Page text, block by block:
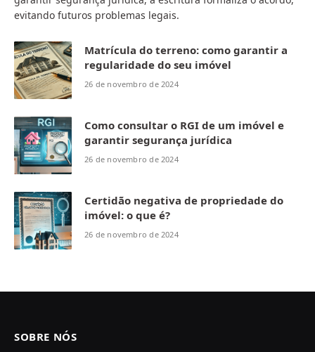
evitando futuros problemas legais.
Matrícula do terreno: como garantir a
regularidade do seu imóvel
26 de novembro de 2024
Como consultar o RGI de um imóvel e
garantir segurança jurídica
26 de novembro de 2024
Certidão negativa de propriedade do
imóvel: o que é?
26 de novembro de 2024
SOBRE NÓS